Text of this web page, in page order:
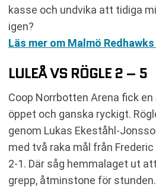
kasse och undvika att tidiga
igen?
Läs mer om Malmö
LULEÅ VS RÖGLE 2 – 5
Coop Norrbotten Arena fick
öppet och ganska ryckigt.
genom Lukas Ekeståhl-
med två raka mål från Frederic
2-1. Där såg hemmalaget ut
grepp, åtminstone för